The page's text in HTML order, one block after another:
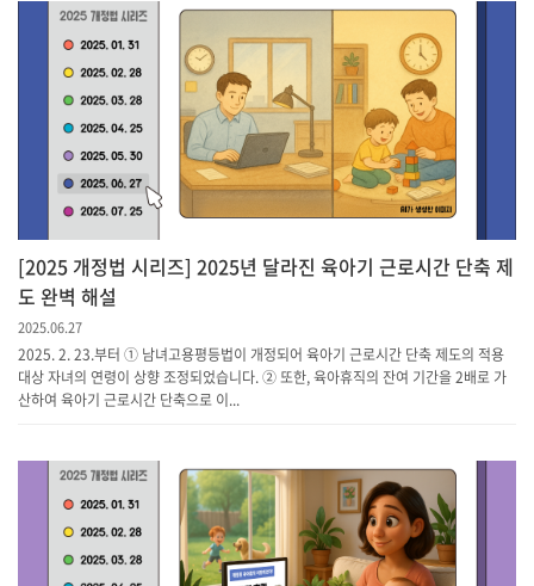
[2025 개정법 시리즈] 2025년 달라진 육아기 근로시간 단축 제
도 완벽 해설
2025.06.27
​2025. 2. 23.부터 ① 남녀고용평등법이 개정되어 육아기 근로시간 단축 제도의 적용
대상 자녀의 연령이 상향 조정되었습니다. ② 또한, 육아휴직의 잔여 기간을 2배로 가
산하여 육아기 근로시간 단축으로 이...